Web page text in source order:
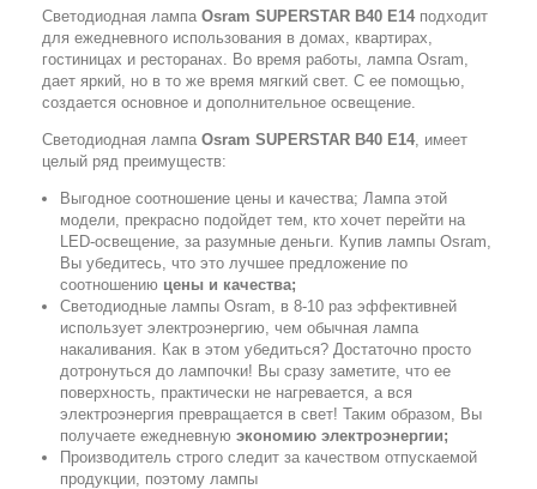
Светодиодная лампа Osram SUPERSTAR B40 E14 подходит
для ежедневного использования в домах, квартирах,
гостиницах и ресторанах. Во время работы, лампа Osram,
дает яркий, но в то же время мягкий свет. С ее помощью,
создается основное и дополнительное освещение.
Светодиодная лампа Osram SUPERSTAR B40 E14, имеет
целый ряд преимуществ:
Выгодное соотношение цены и качества; Лампа этой
модели, прекрасно подойдет тем, кто хочет перейти на
LED-освещение, за разумные деньги. Купив лампы Osram,
Вы убедитесь, что это лучшее предложение по
соотношению цены и качества;
Светодиодные лампы Osram, в 8-10 раз эффективней
использует электроэнергию, чем обычная лампа
накаливания. Как в этом убедиться? Достаточно просто
дотронуться до лампочки! Вы сразу заметите, что ее
поверхность, практически не нагревается, а вся
электроэнергия превращается в свет! Таким образом, Вы
получаете ежедневную экономию электроэнергии;
Производитель строго следит за качеством отпускаемой
продукции, поэтому лампы